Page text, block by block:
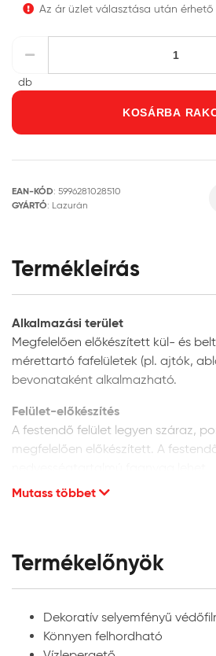
Az ár üzlet választása után érhető
db
KOSÁRBA
EAN-KÓD: 5996281028510
GYÁRTÓ: Lazurán
Termékleírás
Alkalmazási terület
Megfelelően előkészített kül- és
mérettartó fafelületek (pl. ajtók,
bevonataként alkalmazható.
Felület-előkészítés
A festendő felület legyen száraz,
megfelelően előkészített. A
Új fafelületek előkészítése:
alkalmazás esetén megelőző
Lazurán Univerzális
szükséges.
Puhafa-felületek előkészítése:
nélküli, új puhafa-fajtákból
csiszolás és portalanítás után
Mutass többet
Termékelőnyök
Dekoratív selyemfényű
Könnyen felhordható